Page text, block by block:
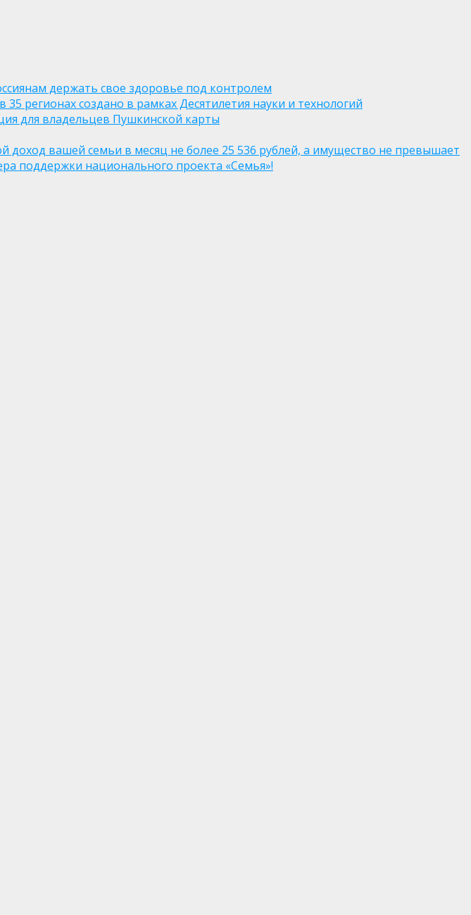
держать свое здоровье под контролем
регионах создано в рамках Десятилетия науки и технологий
для владельцев Пушкинской карты
доход вашей семьи в месяц не более 25 536 рублей, а имущество не превышает
поддержки национального проекта «Семья»!